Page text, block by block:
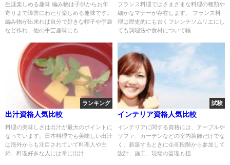
生涯楽しめる趣味 編み物は子供からお年
寄りまで障害にわたり楽しめる趣味です。
編み物が出来れば自分で好きな帽子や手袋
など作れ、他の手芸趣味にも...
フランス料理ではさまざまな料理の種類や
細かなマナーが存在します。 フランス料
理は歴史的にも古くフレンチソムリエにし
ても調理法や食材について幅...
ランキング
出汁資格人気比較
料理の美味しさは出汁が最大のポイントに
なっています。日本料理でも美味しい出汁
は海外からも注目されていて料理人や主
婦、料理好きな人には常に出汁...
試験
インテリア資格人気比較
インテリアに関する資格には、テーブルや
ソファ、カーテンなどの室内装飾だけでな
く、新築するときに企画段階から参加して
設計、施工、現場の監理も担...